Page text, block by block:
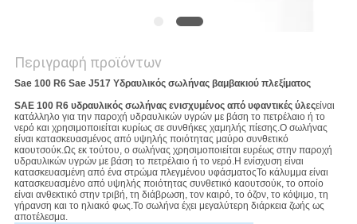
Περιγραφή προϊόντων
Sae 100 R6 Sae J517 Υδραυλικός σωλήνας βαμβακιού πλεξίματος
SAE 100 R6 υδραυλικός σωλήνας ενισχυμένος από υφαντικές ύλεςείναι
κατάλληλο για την παροχή υδραυλικών υγρών με βάση το πετρέλαιο ή το
νερό και χρησιμοποιείται κυρίως σε συνθήκες χαμηλής πίεσης.Ο σωλήνας
είναι κατασκευασμένος από υψηλής ποιότητας μαύρο συνθετικό
καουτσούκ.Ως εκ τούτου, ο σωλήνας χρησιμοποιείται ευρέως στην παροχή
υδραυλικών υγρών με βάση το πετρέλαιο ή το νερό.Η ενίσχυση είναι
κατασκευασμένη από ένα στρώμα πλεγμένου υφάσματοςΤο κάλυμμα είναι
κατασκευασμένο από υψηλής ποιότητας συνθετικό καουτσούκ, το οποίο
είναι ανθεκτικό στην τριβή, τη διάβρωση, τον καιρό, το όζον, το κόψιμο, τη
γήρανση και το ηλιακό φως.Το σωλήνα έχει μεγαλύτερη διάρκεια ζωής ως
αποτέλεσμα.